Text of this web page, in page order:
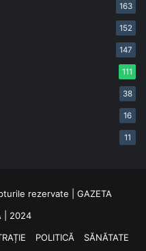
163
152
147
111
38
16
11
rezervate | GAZETA
| 2024
POLITICĂ SĂNĂTATE